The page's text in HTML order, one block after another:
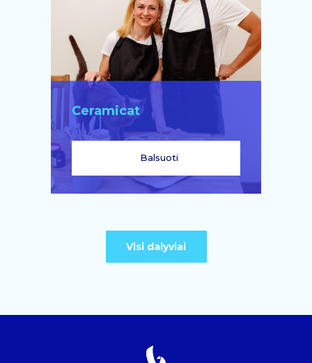
Ceramicat
Balsuoti
Visi dalyviai